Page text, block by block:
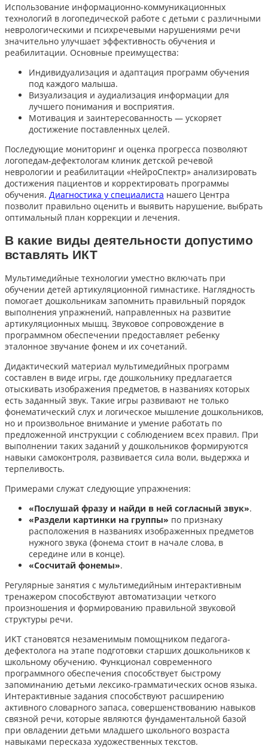
Использование информационно-коммуникационных
технологий в логопедической работе с детьми с различными
неврологическими и психречевыми нарушениями речи
значительно улучшает эффективность обучения и
реабилитации. Основные преимущества:
Индивидуализация и адаптация программ обучения
под каждого малыша.
Визуализация и аудиализация информации для
лучшего понимания и восприятия.
Мотивация и заинтересованность — ускоряет
достижение поставленных целей.
Последующие мониторинг и оценка прогресса позволяют
логопедам-дефектологам клиник детской речевой
неврологии и реабилитации «НейроСпектр» анализировать
достижения пациентов и корректировать программы
обучения. Диагностика у специалиста нашего Центра
позволит правильно оценить и выявить нарушение, выбрать
оптимальный план коррекции и лечения.
В какие виды деятельности допустимо
вставлять ИКТ
Мультимедийные технологии уместно включать при
обучении детей артикуляционной гимнастике. Наглядность
помогает дошкольникам запомнить правильный порядок
выполнения упражнений, направленных на развитие
артикуляционных мышц. Звуковое сопровождение в
программном обеспечении предоставляет ребенку
эталонное звучание фонем и их сочетаний.
Дидактический материал мультимедийных программ
составлен в виде игры, где дошкольнику предлагается
отыскивать изображения предметов, в названиях которых
есть заданный звук. Такие игры развивают не только
фонематический слух и логическое мышление дошкольников,
но и произвольное внимание и умение работать по
предложенной инструкции с соблюдением всех правил. При
выполнении таких заданий у дошкольников формируются
навыки самоконтроля, развивается сила воли, выдержка и
терпеливость.
Примерами служат следующие упражнения:
«Послушай фразу и найди в ней согласный звук».
«Раздели картинки на группы» по признаку
расположения в названиях изображенных предметов
нужного звука (фонема стоит в начале слова, в
середине или в конце).
«Сосчитай фонемы».
Регулярные занятия с мультимедийным интерактивным
тренажером способствуют автоматизации четкого
произношения и формированию правильной звуковой
структуры речи.
ИКТ становятся незаменимым помощником педагога-
дефектолога на этапе подготовки старших дошкольников к
школьному обучению. Функционал современного
программного обеспечения способствует быстрому
запоминанию детьми лексико-грамматических основ языка.
Интерактивные задания способствуют расширению
активного словарного запаса, совершенствованию навыков
связной речи, которые являются фундаментальной базой
при овладении детьми младшего школьного возраста
навыками пересказа художественных текстов.